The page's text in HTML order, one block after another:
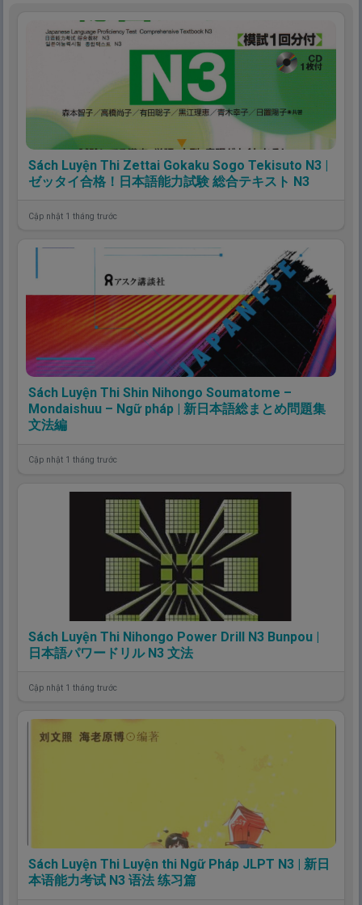
Sách Luyện Thi Zettai Gokaku Sogo Tekisuto N3 |
ゼッタイ合格！日本語能力試験 総合テキスト N3
Cập nhật 1 tháng trước
Sách Luyện Thi Shin Nihongo Soumatome –
Mondaishuu – Ngữ pháp | 新日本語総まとめ問題集
文法編
Cập nhật 1 tháng trước
Sách Luyện Thi Nihongo Power Drill N3 Bunpou |
日本語パワードリル N3 文法
Cập nhật 1 tháng trước
Sách Luyện Thi Luyện thi Ngữ Pháp JLPT N3 | 新日
本语能力考试 N3 语法 练习篇